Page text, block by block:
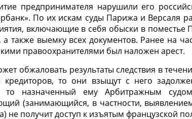
предпринимателя нарушили его
По их искам суды Парижа и Версаля
включающие в себя обыски в поместье
также выемку всех документов. Ранее на
правоохранителями был наложен арест.
обжаловать результаты следствия в
кредиторов, то они взыщут с него
то назначенный ему Арбитражным судом
(занимающийся, в частности,
не получит доступ к изъятым французской